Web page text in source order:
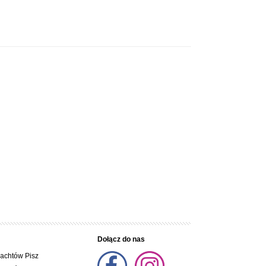
Pisz
Dołącz do nas